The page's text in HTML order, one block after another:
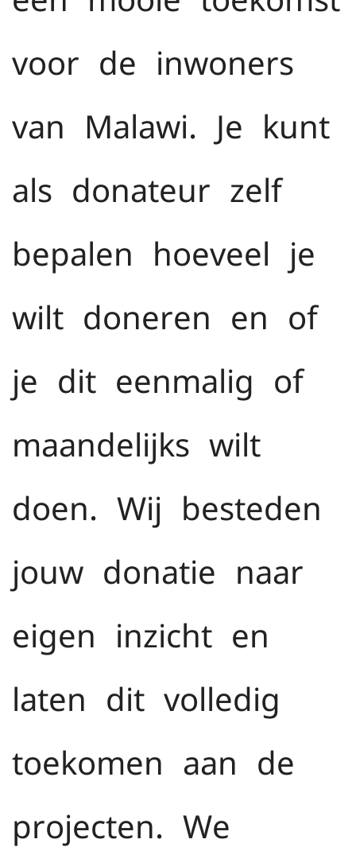
voor de inwoners
van Malawi. Je kunt
als donateur zelf
bepalen hoeveel je
wilt doneren en of
je dit eenmalig of
maandelijks wilt
doen. Wij besteden
jouw donatie naar
eigen inzicht en
laten dit volledig
toekomen aan de
projecten. We